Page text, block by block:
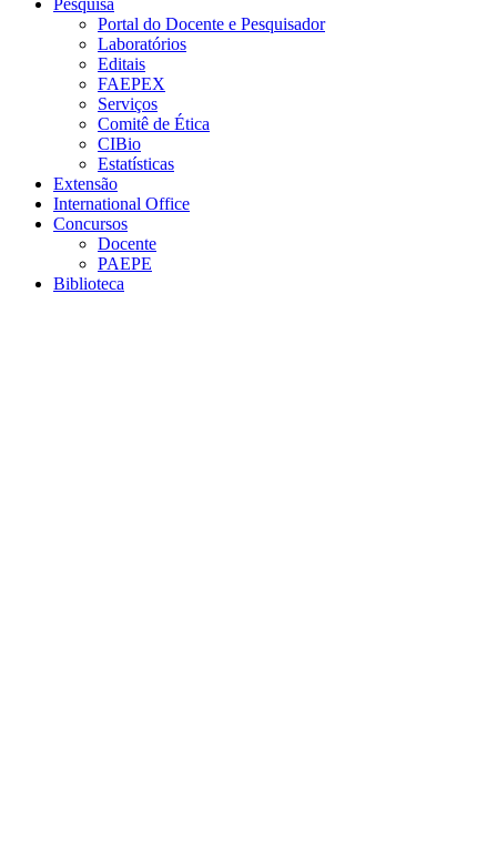
Pesquisa
Portal do Docente e Pesquisador
Laboratórios
Editais
FAEPEX
Serviços
Comitê de Ética
CIBio
Estatísticas
Extensão
International Office
Concursos
Docente
PAEPE
Biblioteca